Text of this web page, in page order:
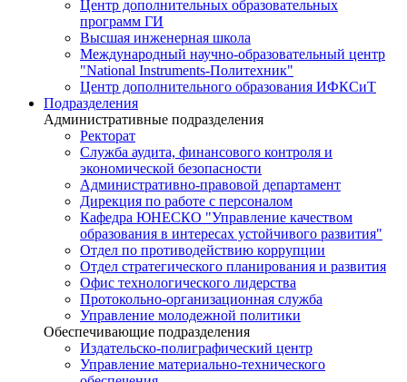
Центр дополнительных образовательных
программ ГИ
Высшая инженерная школа
Международный научно-образовательный центр
"National Instruments-Политехник"
Центр дополнительного образования ИФКСиТ
Подразделения
Административные подразделения
Ректорат
Служба аудита, финансового контроля и
экономической безопасности
Административно-правовой департамент
Дирекция по работе с персоналом
Кафедра ЮНЕСКО "Управление качеством
образования в интересах устойчивого развития"
Отдел по противодействию коррупции
Отдел стратегического планирования и развития
Офис технологического лидерства
Протокольно-организационная служба
Управление молодежной политики
Обеспечивающие подразделения
Издательско-полиграфический центр
Управление материально-технического